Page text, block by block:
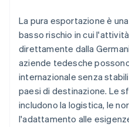
La pura esportazione è
basso rischio in cui
direttamente dalla
aziende tedesche
internazionale senza
paesi di destinazione. Le
includono la logistica, le
l'adattamento alle